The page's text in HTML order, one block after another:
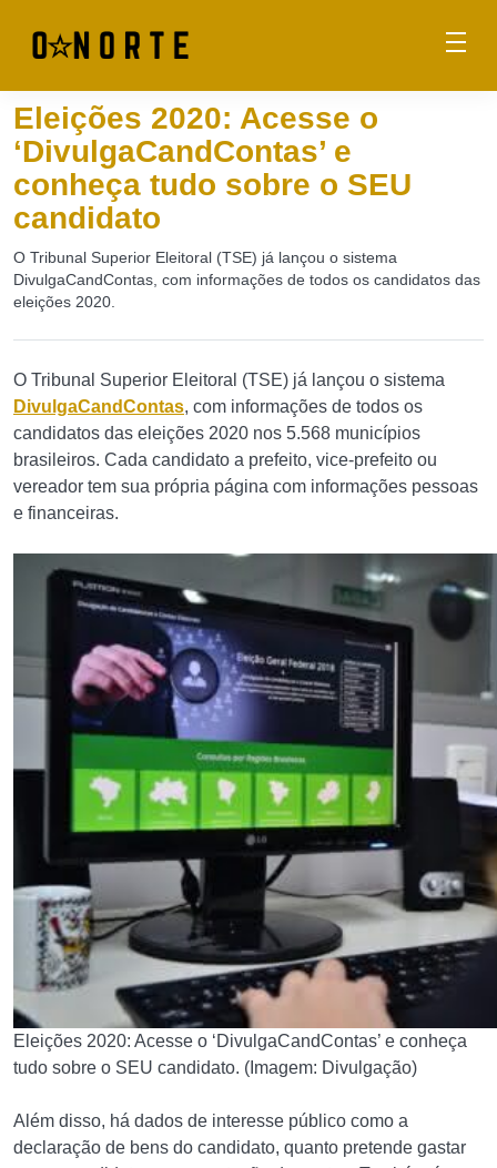
Eleições 2020: Acesse o
‘DivulgaCandContas’ e
conheça tudo sobre o SEU
candidato
O Tribunal Superior Eleitoral (TSE) já lançou o sistema
DivulgaCandContas, com informações de todos os candidatos das
eleições 2020.
O Tribunal Superior Eleitoral (TSE) já lançou o sistema
DivulgaCandContas, com informações de todos os
candidatos das eleições 2020 nos 5.568 municípios
brasileiros. Cada candidato a prefeito, vice-prefeito ou
vereador tem sua própria página com informações pessoas
e financeiras.
Eleições 2020: Acesse o ‘DivulgaCandContas’ e conheça
tudo sobre o SEU candidato. (Imagem: Divulgação)
Além disso, há dados de interesse público como a
declaração de bens do candidato, quanto pretende gastar